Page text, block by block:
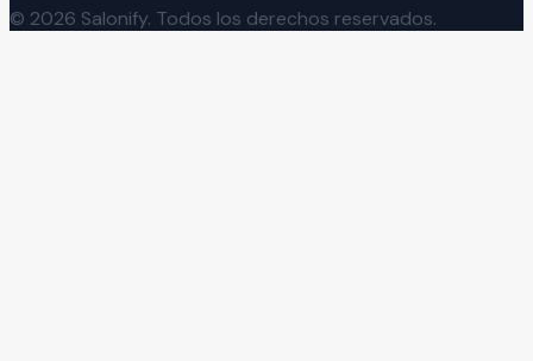
© 2026 Salonify. Todos los derechos reservados.